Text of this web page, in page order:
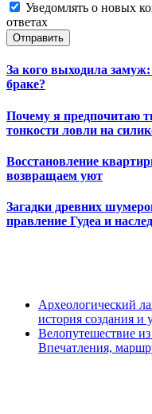
Уведомлять о новых
ответах
Отправить
За кого выходила
браке?
Почему я предпочитаю
тонкости ловли на
Восстановление
возвращаем уют
Загадки древних
правление Гудеа и
Археологический
история создания и
Велопутешествие
Впечатления,